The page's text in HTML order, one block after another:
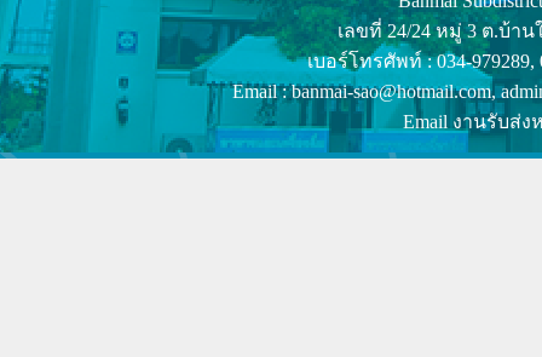
เลขที่ 24/24 หมู่ 3 ต.บ้า
เบอร์โทรศัพท์ : 034-979289,
Email : banmai-sao@hotmail.com,
Email งานรับส่ง